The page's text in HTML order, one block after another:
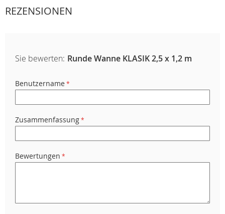
REZENSIONEN
Sie bewerten: Runde Wanne KLASIK 2,5 x 1,2 m
Benutzername
Zusammenfassung
Bewertungen